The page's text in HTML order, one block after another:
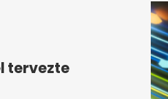
tervezte